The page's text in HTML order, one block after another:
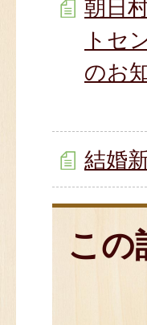
朝日
トセ
のお
結婚
この